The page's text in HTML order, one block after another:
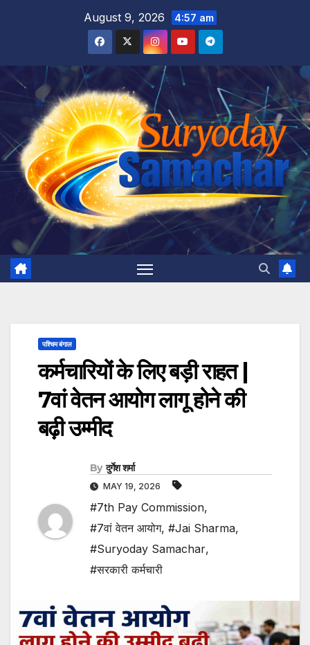
August 9, 2026 4:57 am
पश्चिम बंगाल
कर्मचारियों के लिए बड़ी राहत |
7वां वेतन आयोग लागू होने की
बढ़ी उम्मीद
By दुर्गेश शर्मा
MAY 19, 2026
#7th Pay Commission,
#7वां वेतन आयोग, #Jai Sharma,
#Suryoday Samachar,
#सरकारी कर्मचारी